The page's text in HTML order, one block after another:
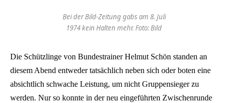
Bei der Bild-Zeitung gabs am 8. Juli
1974 kein Halten mehr. Foto: Bild
Die Schützlinge von Bundestrainer Helmut Schön standen an
diesem Abend entweder tatsächlich neben sich oder boten eine
absichtlich schwache Leistung, um nicht Gruppensieger zu
werden. Nur so konnte in der neu eingeführten Zwischenrunde